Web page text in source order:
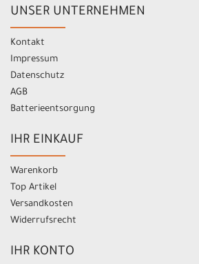
UNSER UNTERNEHMEN
Kontakt
Impressum
Datenschutz
AGB
Batterieentsorgung
IHR EINKAUF
Warenkorb
Top Artikel
Versandkosten
Widerrufsrecht
IHR KONTO